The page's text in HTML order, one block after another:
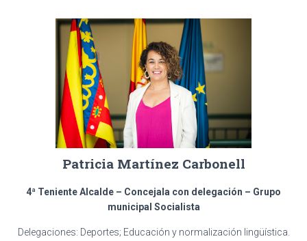
Patricia Martínez Carbonell
4ª Teniente Alcalde – Concejala con delegación – Grupo
municipal Socialista
Delegaciones: Deportes; Educación y normalización lingüística.